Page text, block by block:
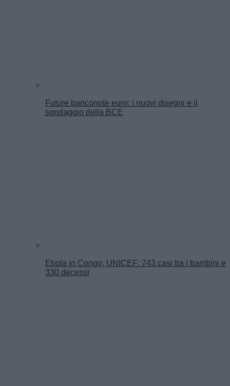
Future banconote euro: i nuovi disegni e il
sondaggio della BCE
Ebola in Congo, UNICEF: 743 casi tra i bambini e
330 decessi